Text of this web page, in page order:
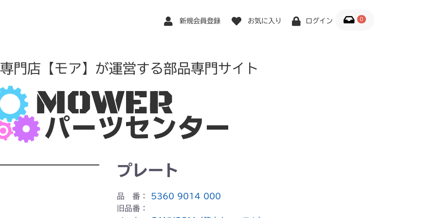
新規会員登録 お気に入り ログイン 0
門店【モア】が運営する部品専門サイト
プレート
品 番：
5360 9014 000
旧品番：